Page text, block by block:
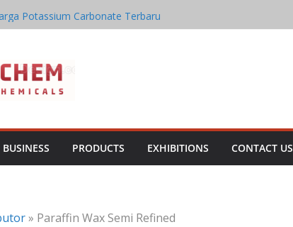
Potassium Carbonate
Potassium Carbonate Terbaru
Kimia Iron Oxide
BUSINESS PRODUCTS EXHIBITIONS CONTACT US
» Paraffin Wax Semi Refined